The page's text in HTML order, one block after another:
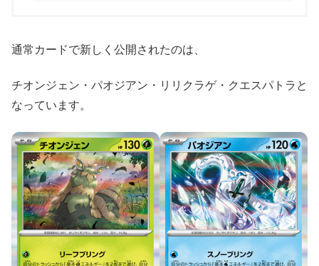
通常カードで新しく公開されたのは、
チオンジェン・パオジアン・リリクラゲ・クエスパトラと
なっています。